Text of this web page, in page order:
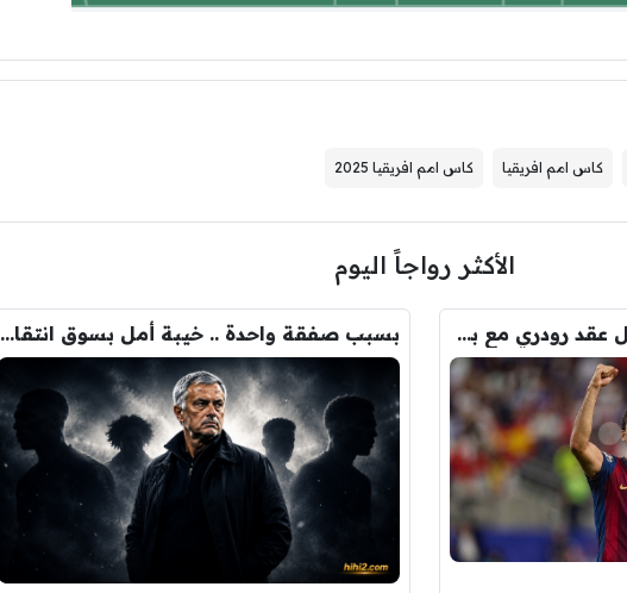
كاس امم افريقيا كاس امم افريقيا 2025
الأكثر رواجاً اليوم
عاجل : الكشف عن تفاصيل عقد رودري مع برشلونة.. قيمة الصفقة والراتب بسبب صفقة واحدة .. خيبة أمل بسوق انتقالات ريال مدريد !